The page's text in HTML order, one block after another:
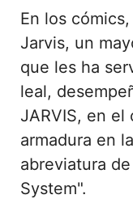
En los
Jarvis, un
que les ha
leal,
JARVIS, en el
armadura en
abreviatura
System".